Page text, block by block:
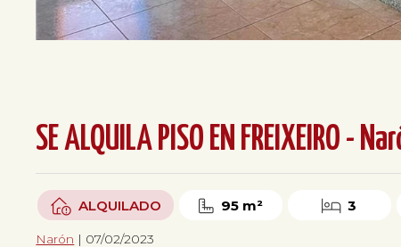
SE ALQUILA PISO EN FREIXEIRO -
ALQUILADO 95 m² 3
Narón | 07/02/2023